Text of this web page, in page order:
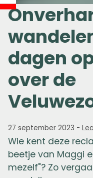
dagen
over de
27 september 2023 -
Wie kent deze
beetje van Maggi
mezelf"? Zo